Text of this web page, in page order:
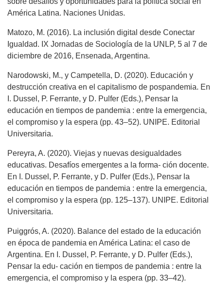
América Latina. Naciones Unidas.
Matozo, M. (2016). La inclusión digital desde Conectar
Igualdad. IX Jornadas de Sociología de la UNLP, 5 al 7 de
diciembre de 2016, Ensenada, Argentina.
Narodowski, M., y Campetella, D. (2020). Educación y
destrucción creativa en el capitalismo de pospandemia. En
I. Dussel, P. Ferrante, y D. Pulfer (Eds.), Pensar la
educación en tiempos de pandemia : entre la emergencia,
el compromiso y la espera (pp. 43–52). UNIPE. Editorial
Universitaria.
Pereyra, A. (2020). Viejas y nuevas desigualdades
educativas. Desafíos emergentes a la forma- ción docente.
En I. Dussel, P. Ferrante, y D. Pulfer (Eds.), Pensar la
educación en tiempos de pandemia : entre la emergencia,
el compromiso y la espera (pp. 125–137). UNIPE. Editorial
Universitaria.
Puiggrós, A. (2020). Balance del estado de la educación
en época de pandemia en América Latina: el caso de
Argentina. En I. Dussel, P. Ferrante, y D. Pulfer (Eds.),
Pensar la edu- cación en tiempos de pandemia : entre la
emergencia, el compromiso y la espera (pp. 33–42).